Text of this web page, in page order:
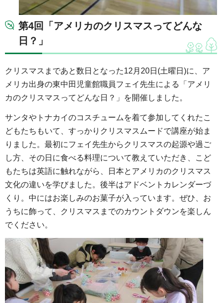
第4回「アメリカのクリスマスってどんな
日？」
クリスマスまであと数日となった12月20日(土曜日)に、ア
メリカ出身の東中田児童館職員フェイ先生による「アメリ
カのクリスマスってどんな日？」を開催しました。
サンタやトナカイのコスチュームを着て参加してくれたこ
どもたちもいて、すっかりクリスマスムードで講座が始ま
りました。最初にフェイ先生からクリスマスの起源や過ご
し方、その日に食べる料理について教えていただき、こど
もたちは英語に触れながら、日本とアメリカのクリスマス
文化の違いを学びました。後半はアドベントカレンダーづ
くり。中にはお楽しみのお菓子が入っています。ぜひ、お
うちに飾って、クリスマスまでのカウントダウンを楽しん
でください。